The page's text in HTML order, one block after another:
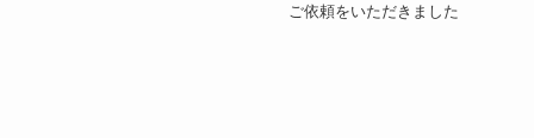
ご依頼をいただきました